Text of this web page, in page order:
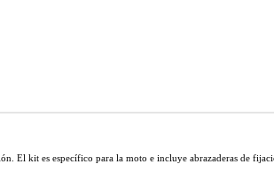
El kit es específico para la moto e incluye abrazaderas de